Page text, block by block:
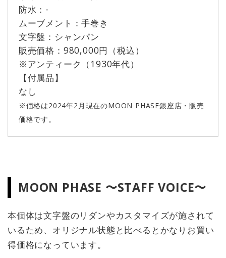
防水：-
ムーブメント：手巻き
文字盤：シャンパン
販売価格：980,000円（税込）
※アンティーク（1930年代）
【付属品】
なし
※価格は2024年2月現在のMOON PHASE銀座店・販売
価格です。
MOON PHASE 〜STAFF VOICE〜
本個体は文字盤のリダンやカスタマイズが施されて
いるため、オリジナル状態と比べるとかなりお買い
得価格になっています。